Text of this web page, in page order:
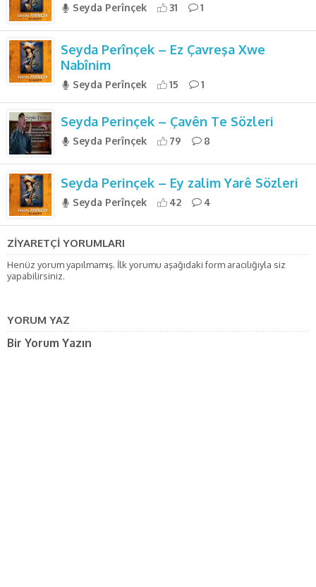
Seyda Perînçek 31 1
Seyda Perînçek – Ez Çavreşa Xwe
Nabînim
Seyda Perînçek 15 1
Seyda Perinçek – Çavên Te Sözleri
Seyda Perînçek 79 8
Seyda Perinçek – Ey zalim Yarê Sözleri
Seyda Perînçek 42 4
ZİYARETÇİ YORUMLARI
Henüz yorum yapılmamış. İlk yorumu aşağıdaki form aracılığıyla siz
yapabilirsiniz.
YORUM YAZ
Bir Yorum Yazın